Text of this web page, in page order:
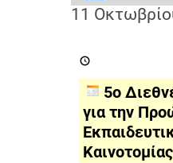
n
11
Διεθνές
την
Προώθηση
της
Εκπαιδευτικής
Καινοτομίας
5ο
για την
Καινοτομίας